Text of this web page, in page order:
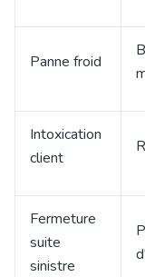
Panne froid
Intoxication
client
Fermeture
suite
sinistre